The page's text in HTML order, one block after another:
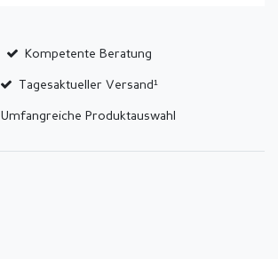
Kompetente Beratung
Tagesaktueller Versand¹
Umfangreiche Produktauswahl